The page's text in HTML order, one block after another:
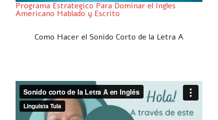
Programa Estrategico Para Dominar el Ingles
Americano Hablado y Escrito
Como Hacer el Sonido Corto de la Letra A